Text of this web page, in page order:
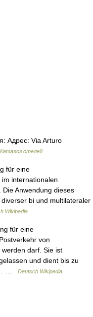
Адрес: Via Arturo
Каталог отелей
für eine
internationalen
Anwendung dieses
bi und multilateraler
Wikipedia
für eine
von
darf. Sie ist
und dient bis zu
…
Deutsch Wikipedia